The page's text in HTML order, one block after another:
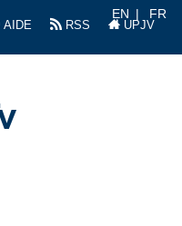
AIDE
RSS UPJV
EN FR